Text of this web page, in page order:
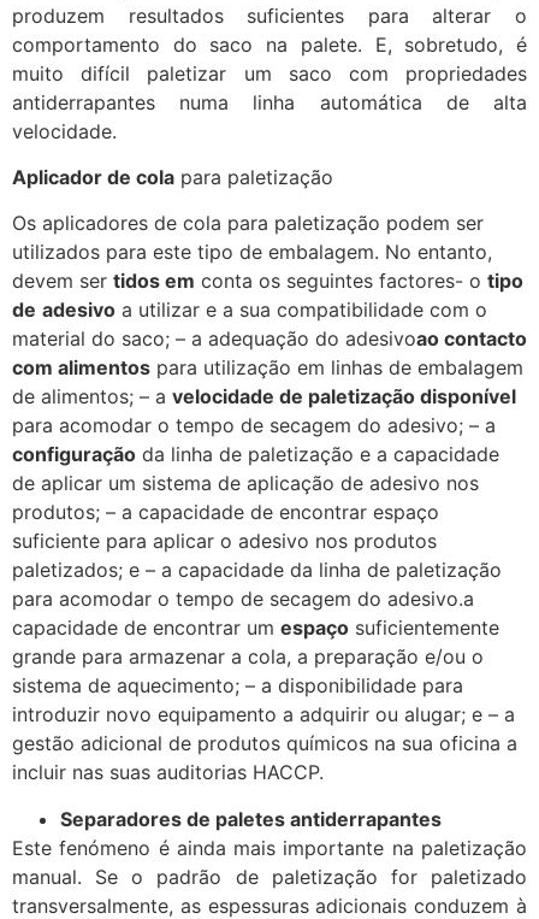
produzem resultados suficientes para alterar o
comportamento do saco na palete. E, sobretudo, é
muito difícil paletizar um saco com propriedades
antiderrapantes numa linha automática de alta
velocidade.
Aplicador de cola para paletização
Os aplicadores de cola para paletização podem ser
utilizados para este tipo de embalagem. No entanto,
devem ser tidos em conta os seguintes factores- o tipo
de adesivo a utilizar e a sua compatibilidade com o
material do saco; – a adequação do adesivoao contacto
com alimentos para utilização em linhas de embalagem
de alimentos; – a velocidade de paletização disponível
para acomodar o tempo de secagem do adesivo; – a
configuração da linha de paletização e a capacidade
de aplicar um sistema de aplicação de adesivo nos
produtos; – a capacidade de encontrar espaço
suficiente para aplicar o adesivo nos produtos
paletizados; e – a capacidade da linha de paletização
para acomodar o tempo de secagem do adesivo.a
capacidade de encontrar um espaço suficientemente
grande para armazenar a cola, a preparação e/ou o
sistema de aquecimento; – a disponibilidade para
introduzir novo equipamento a adquirir ou alugar; e – a
gestão adicional de produtos químicos na sua oficina a
incluir nas suas auditorias HACCP.
Separadores de paletes antiderrapantes
Este fenómeno é ainda mais importante na paletização
manual. Se o padrão de paletização for paletizado
transversalmente, as espessuras adicionais conduzem à